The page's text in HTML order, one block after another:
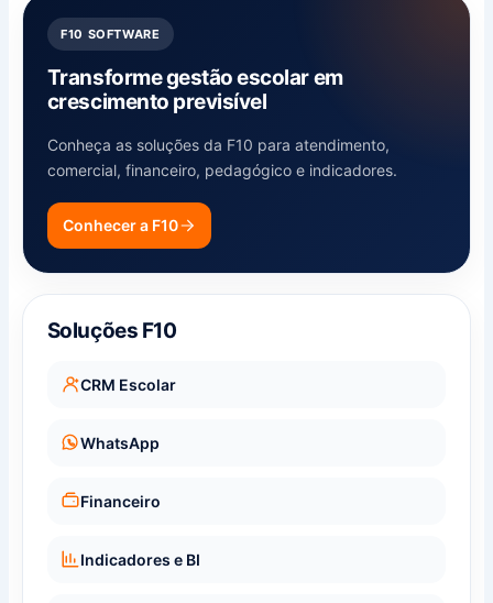
F10 SOFTWARE
Transforme gestão escolar em
crescimento previsível
Conheça as soluções da F10 para atendimento,
comercial, financeiro, pedagógico e indicadores.
Conhecer a F10
Soluções F10
CRM Escolar
WhatsApp
Financeiro
Indicadores e BI